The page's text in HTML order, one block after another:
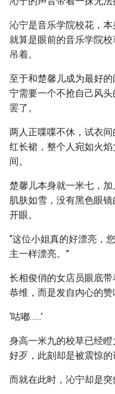
沁宁是音乐学院校花，
就算是眼前的音乐学院
吊着。
至于和楚馨儿成为最好
宁需要一个不抢自己风
罢了。
两人正喋喋不休，试衣
红长裙，整个人宛如火
间。
楚馨儿本身就一米七，
肌肤如雪，没有黑色眼
开眼。
“这位小姐真的好漂亮，
主一样漂亮。”
长相俊俏的女店员眼底
恭维，而是发自内心的赞
‘咕嘟……’
身高一米九的校草已经
好歹，此刻却是被震惊的
而就在此时，沁宁却是突